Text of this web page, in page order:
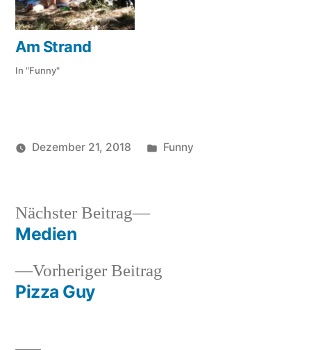
Am Strand
In "Funny"
Dezember 21, 2018
Veröffentlicht
Funny
Beitragsnavigation
Vorheriger Beitrag
Pizza Guy
Nächster Beitrag
Nächster
Medien